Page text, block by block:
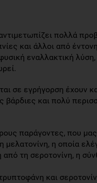
πολλά
και άλλοι από
εναλλακτική
σε εγρήγορση έχουν
βάρδιες και πολύ
παράγοντες, που
μελατονίνη, η οποία
από τη σεροτονίνη, η
και